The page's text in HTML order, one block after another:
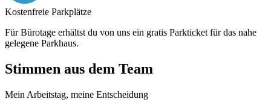
Kostenfreie Parkplätze
Für Bürotage erhältst du von uns ein gratis Parkticket für das nahe
gelegene Parkhaus.
Stimmen aus dem Team
Mein Arbeitstag, meine Entscheidung